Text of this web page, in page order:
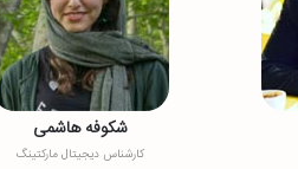
شکوفه هاشمی
کارشناس دیجیتال مارکتینگ